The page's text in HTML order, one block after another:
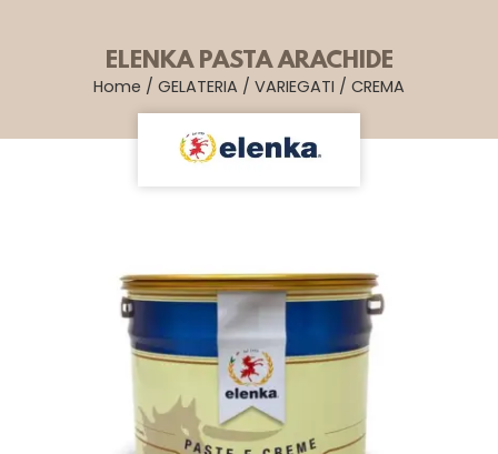
ELENKA PASTA ARACHIDE
Home / GELATERIA / VARIEGATI / CREMA